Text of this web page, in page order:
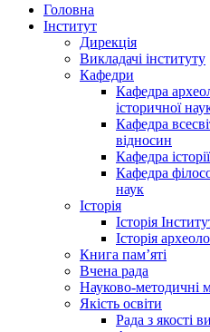
Головна
Інститут
Дирекція
Викладачі інституту
Кафедри
Кафедра
історичної
Кафедра
відносин
Кафедра
Кафедра
наук
Історія
Історія
Історія
Книга памʼяті
Вчена рада
Науково-методичні
Якість освіти
Рада з якості